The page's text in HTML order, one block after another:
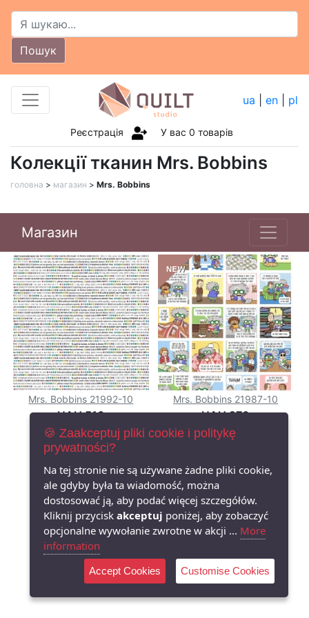
Пошук
ua en pl
Реєстрація У вас 0 товарів
Колекції тканин Mrs. Bobbins
головна > магазин > Mrs. Bobbins
Магазин
Mrs. Bobbins 21992-10
UAH 510
КУПИТИ
Mrs. Bobbins 21987-10
UAH 270
КУПИТИ
🍪 Zaakceptuj pliki cookie i politykę
prywatności?
Na tej stronie nie są używane żadne pliki cookie,
ale gdyby była ta wiadomość, można
dostosować ją, aby podać więcej szczegółów.
Kliknij przycisk akceptuj poniżej, aby zobaczyć
opcjonalne wywołanie zwrotne w akcji ... More
information
Accept Cookies Customise Cookies